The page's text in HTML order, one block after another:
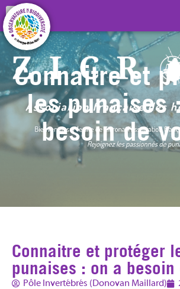
Connaitre et
les punaises
besoin de
Connaitre et protéger
punaises : on a besoin
Pôle Invertébrés (Donovan Maillard)